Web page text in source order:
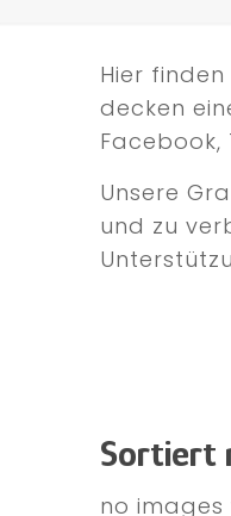
Hier
decken
Unsere
und zu
Sortiert
no